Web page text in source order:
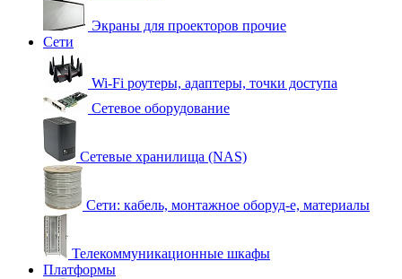
Экраны для проекторов прочие
Сети
Wi-Fi роутеры, адаптеры, точки доступа
Сетевое оборудование
Сетевые хранилища (NAS)
Сети: кабель, монтажное оборуд-е, материалы
Телекоммуникационные шкафы
Платформы